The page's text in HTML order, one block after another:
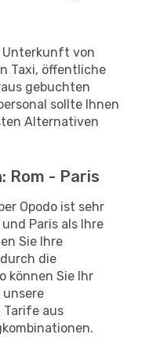
Unterkunft von
Taxi, öffentliche
gebuchten
sollte Ihnen
Alternativen
Rom - Paris
Opodo ist sehr
Paris als Ihre
Sie Ihre
die
können Sie Ihr
unsere
Tarife aus